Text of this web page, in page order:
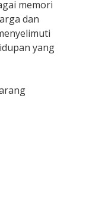
memori
dan
yang